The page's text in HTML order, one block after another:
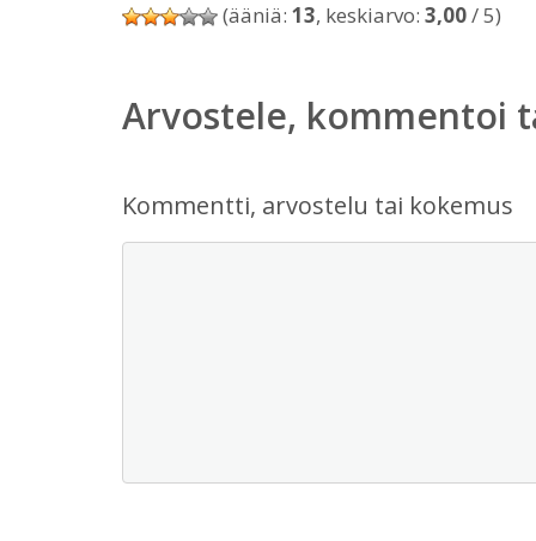
(ääniä: 13, keskiarvo: 3,00/ 5)
Arvostele, kommentoi
Kommentti, arvostelu tai kokemus